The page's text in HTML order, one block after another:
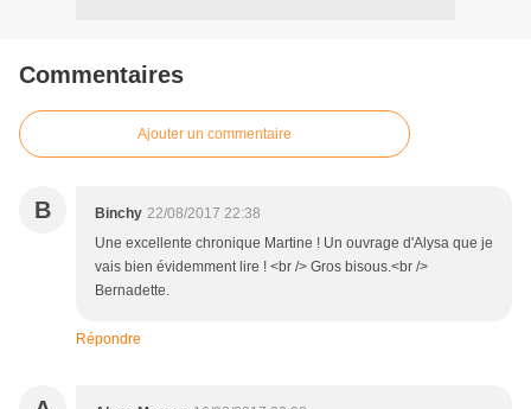
Commentaires
Ajouter un commentaire
B Binchy 22/08/2017 22:38
Une excellente chronique Martine ! Un ouvrage d'Alysa que je
vais bien évidemment lire ! <br /> Gros bisous.<br />
Bernadette.
Répondre